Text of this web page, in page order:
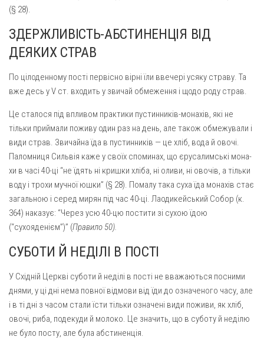
(§ 28).
ЗДЕРЖЛИВІСТЬ-АБСТИНЕНЦІЯ ВІД
ДЕЯКИХ СТРАВ
По цілоденному пості первісно вірні їли ввечері усяку страву. Та
вже десь у V ст. входить у звичай обмеження і щодо роду страв.
Це сталося під впливом практики пустинників-монахів, які не
тільки приймали поживу один раз на день, але також обмежували і
види страв. Звичайна їда в пустинників — це хліб, вода й овочі.
Паломниця Сильвія каже у своїх споминах, що єрусалимські мона­
хи в часі 40-ці “не їдять ні кришки хліба, ні оливи, ні овочів, а тільки
воду і трохи мучної юшки” (§ 28). Помалу така суха їда монахів стає
загальною і серед мирян під час 40-ці. Лаодикейський Собор (к.
364) наказує: “Через усю 40-цю постити зі сухою їдою
(“сухояденієм”)” (Правило 50).
СУБОТИ Й НЕДІЛІ В ПОСТІ
У Східній Церкві суботи й неділі в пості не вважаються посни­ми
днями, у ці дні нема повної відмови від їди до означеного часу, але
і в ті дні з часом стали їсти тільки означені види поживи, як хліб,
овочі, риба, подекуди й молоко. Це значить, що в суботу й неділю
не було посту, але була абстиненція.